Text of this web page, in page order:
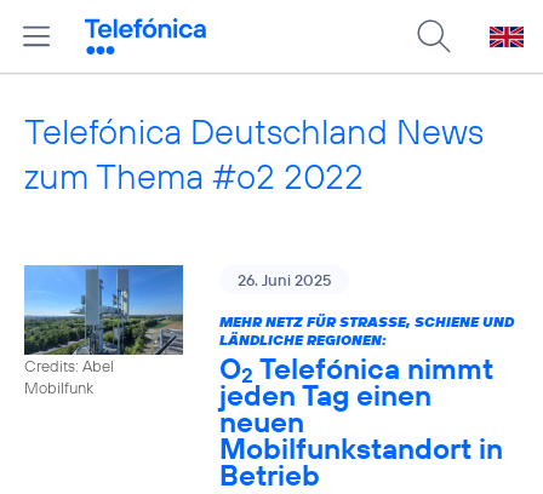
Telefónica Deutschland News
zum Thema #o2 2022
Credits: Abel
Mobilfunk
26. Juni 2025
MEHR NETZ FÜR STRASSE, SCHIENE UND L
ÄNDLICHE REGIONEN:
O2 Telefónica nimmt
jeden Tag einen
neuen
Mobilfunkstandort in
Betrieb